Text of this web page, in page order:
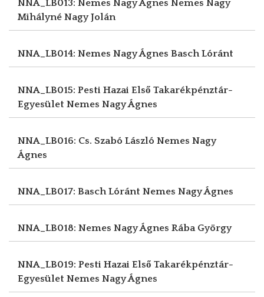
NNA_LB013: Nemes Nagy Ágnes Nemes Nagy
Mihályné Nagy Jolán
NNA_LB014: Nemes Nagy Ágnes Basch Lóránt
NNA_LB015: Pesti Hazai Első Takarékpénztár-
Egyesület Nemes Nagy Ágnes
NNA_LB016: Cs. Szabó László Nemes Nagy
Ágnes
NNA_LB017: Basch Lóránt Nemes Nagy Ágnes
NNA_LB018: Nemes Nagy Ágnes Rába György
NNA_LB019: Pesti Hazai Első Takarékpénztár-
Egyesület Nemes Nagy Ágnes